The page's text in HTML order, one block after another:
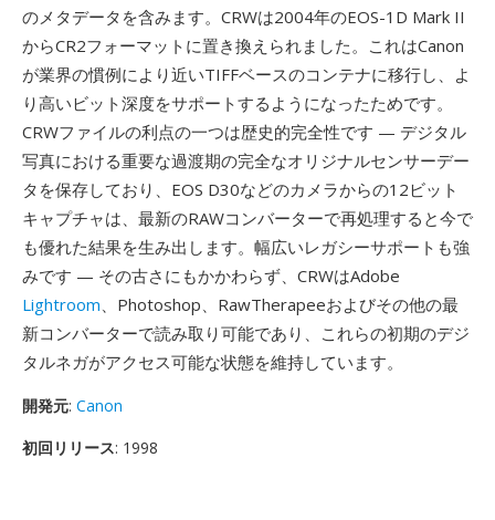
のメタデータを含みます。CRWは2004年のEOS-1D Mark II
からCR2フォーマットに置き換えられました。これはCanon
が業界の慣例により近いTIFFベースのコンテナに移行し、よ
り高いビット深度をサポートするようになったためです。
CRWファイルの利点の一つは歴史的完全性です — デジタル
写真における重要な過渡期の完全なオリジナルセンサーデー
タを保存しており、EOS D30などのカメラからの12ビット
キャプチャは、最新のRAWコンバーターで再処理すると今で
も優れた結果を生み出します。幅広いレガシーサポートも強
みです — その古さにもかかわらず、CRWはAdobe
Lightroom、Photoshop、RawTherapeeおよびその他の最
新コンバーターで読み取り可能であり、これらの初期のデジ
タルネガがアクセス可能な状態を維持しています。
開発元: Canon
初回リリース: 1998